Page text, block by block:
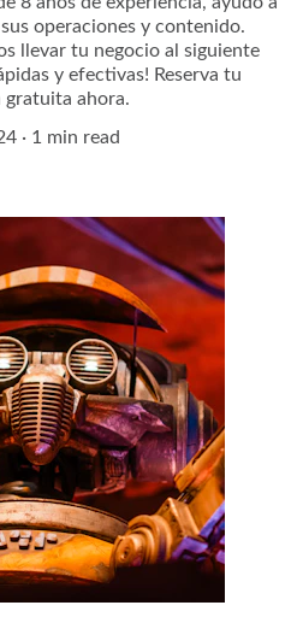
operaciones y contenido.
llevar tu negocio al siguiente
y efectivas! Reserva tu
ahora.
1 min read